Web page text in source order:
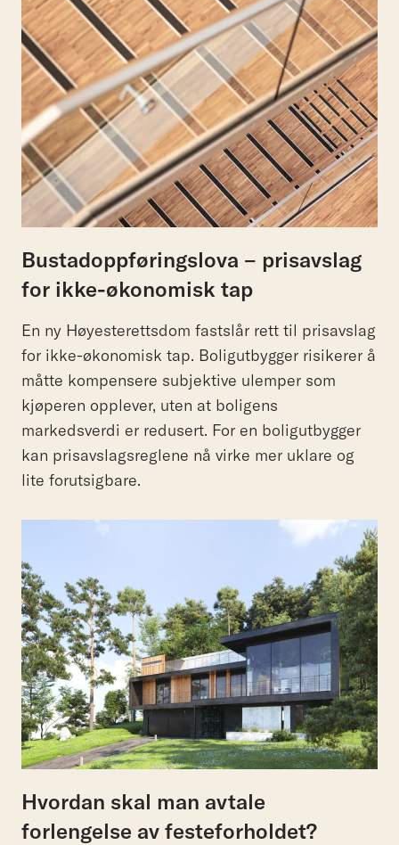
Bustadoppføringslova – prisavslag
for ikke-økonomisk tap
En ny Høyesterettsdom fastslår rett til prisavslag
for ikke-økonomisk tap. Boligutbygger risikerer å
måtte kompensere subjektive ulemper som
kjøperen opplever, uten at boligens
markedsverdi er redusert. For en boligutbygger
kan prisavslagsreglene nå virke mer uklare og
lite forutsigbare.
Hvordan skal man avtale
forlengelse av festeforholdet?